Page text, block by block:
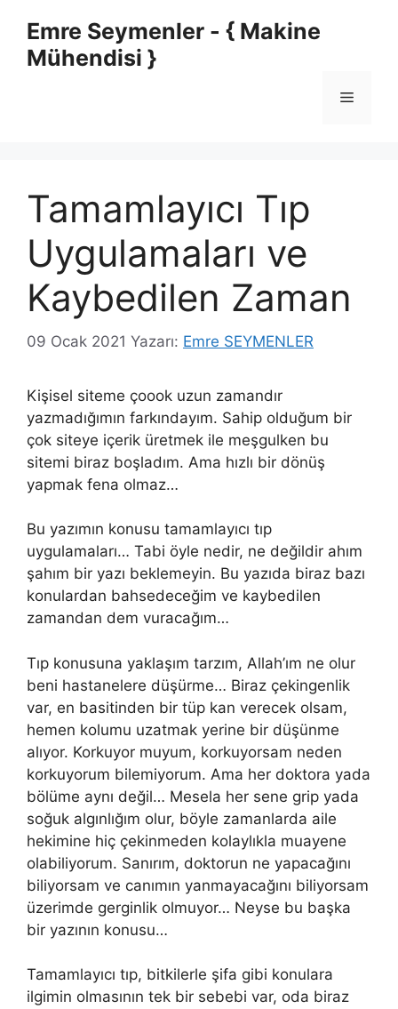
Emre Seymenler - { Makine
Mühendisi }
Menü
Tamamlayıcı Tıp
Uygulamaları ve
Kaybedilen Zaman
09 Ocak 2021 Yazarı: Emre SEYMENLER
Kişisel siteme çoook uzun zamandır
yazmadığımın farkındayım. Sahip olduğum bir
çok siteye içerik üretmek ile meşgulken bu
sitemi biraz boşladım. Ama hızlı bir dönüş
yapmak fena olmaz…
Bu yazımın konusu tamamlayıcı tıp
uygulamaları… Tabi öyle nedir, ne değildir ahım
şahım bir yazı beklemeyin. Bu yazıda biraz bazı
konulardan bahsedeceğim ve kaybedilen
zamandan dem vuracağım…
Tıp konusuna yaklaşım tarzım, Allah’ım ne olur
beni hastanelere düşürme… Biraz çekingenlik
var, en basitinden bir tüp kan verecek olsam,
hemen kolumu uzatmak yerine bir düşünme
alıyor. Korkuyor muyum, korkuyorsam neden
korkuyorum bilemiyorum. Ama her doktora yada
bölüme aynı değil… Mesela her sene grip yada
soğuk algınlığım olur, böyle zamanlarda aile
hekimine hiç çekinmeden kolaylıkla muayene
olabiliyorum. Sanırım, doktorun ne yapacağını
biliyorsam ve canımın yanmayacağını biliyorsam
üzerimde gerginlik olmuyor… Neyse bu başka
bir yazının konusu…
Tamamlayıcı tıp, bitkilerle şifa gibi konulara
ilgimin olmasının tek bir sebebi var, oda biraz